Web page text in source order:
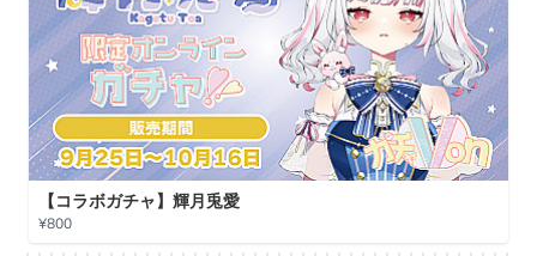
【コラボガチャ】輝月兎愛
¥800